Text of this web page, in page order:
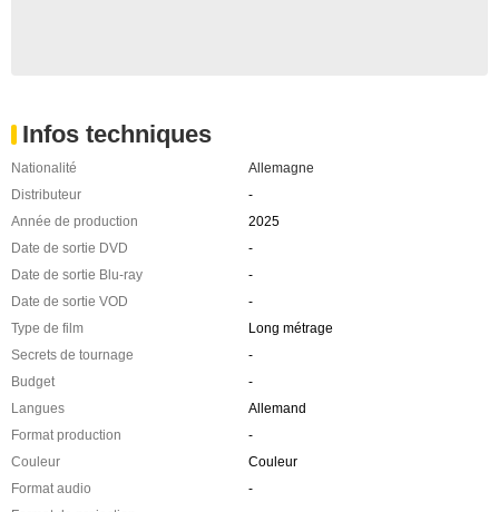
Infos techniques
Nationalité
Allemagne
Distributeur
-
Année de production
2025
Date de sortie DVD
-
Date de sortie Blu-ray
-
Date de sortie VOD
-
Type de film
Long métrage
Secrets de tournage
-
Budget
-
Langues
Allemand
Format production
-
Couleur
Couleur
Format audio
-